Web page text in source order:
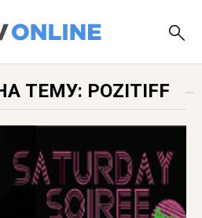
ТЕМУ: POZITIFF